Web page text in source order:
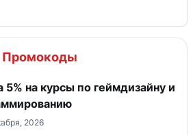
Промокоды
5% на курсы по геймдизайну и
2026